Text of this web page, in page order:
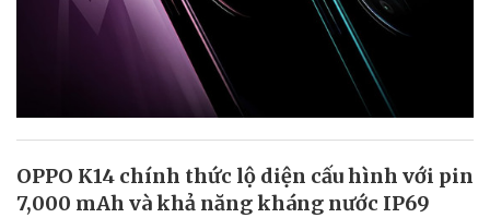
OPPO K14 chính thức lộ diện cấu hình với pin
7,000 mAh và khả năng kháng nước IP69